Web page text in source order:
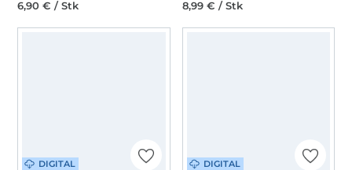
6,90 € / Stk 8,99 € / Stk
DIGITAL DIGITAL